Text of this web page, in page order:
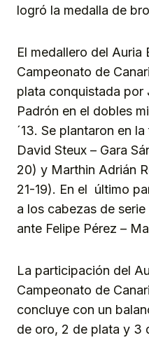
logró la medalla de
El medallero del Auria
Campeonato de
plata conquistada
Padrón en el dobles
´13. Se plantaron en
David Steux – Gara
20) y Marthin Adrián
21-19). En el último
a los cabezas de
ante Felipe Pérez –
La participación del
Campeonato de
concluye con un
de oro, 2 de plata y 3